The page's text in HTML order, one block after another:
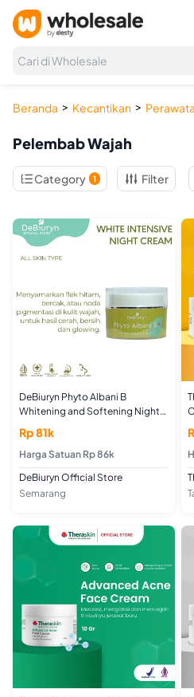
Cari di Wholesale
Beranda > Kecantikan >
Pelembab Wajah
Category 1 Filter
DeBiuryn Phyto Albani B
Whitening and Softening Night
Cream Krim Malam Pencerah
10gr
Rp 81k
Harga Satuan Rp 86k
DeBiuryn Official Store
Semarang